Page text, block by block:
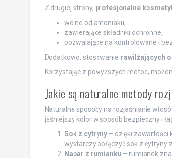
Z drugiej strony, profesjonalne
wolne od amoniaku,
zawierające składniki ochronne,
pozwalające na kontrolowane i
Dodatkowo, stosowanie nawilżających
Korzystając z powyższych metod,
Jakie są naturalne metody
Naturalne sposoby na rozjaśnianie
jaśniejszy kolor w sposób bezpieczny i
Sok z cytryny– dzięki zawartości
wystarczy połączyć sok z cytryny
Napar z rumianku – rumianek